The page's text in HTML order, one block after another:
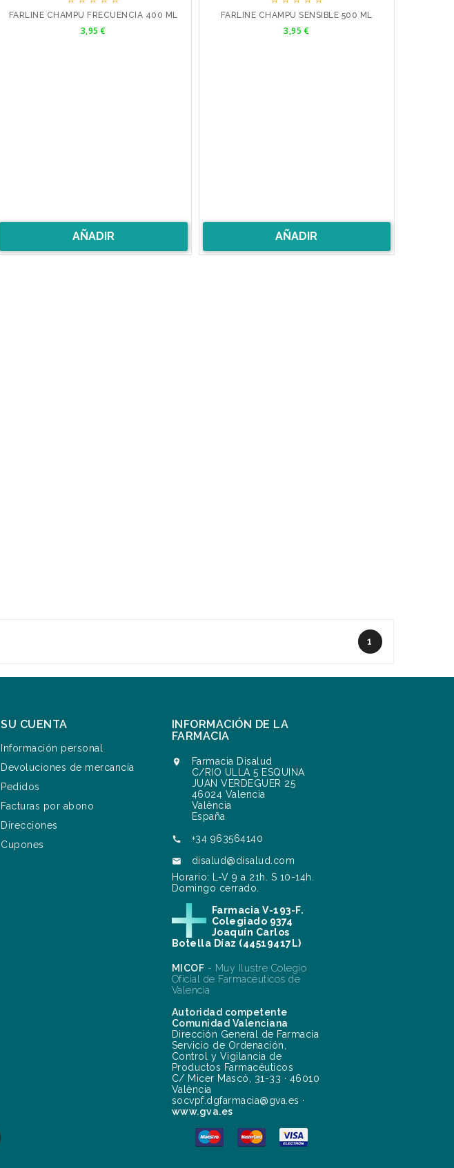
FARLINE CHAMPU FRECUENCIA 400 ML
Precio
3,95 €
AÑADIR
FARLINE CHAMPU SENSIBLE 500 ML
Precio
3,95 €
AÑADIR
1
SU CUENTA
Información personal
Devoluciones de mercancía
Pedidos
Facturas por abono
Direcciones
Cupones
INFORMACIÓN DE LA
FARMACIA

Farmacia Disalud
C/RIO ULLA 5 ESQUINA
JUAN VERDEGUER 25
46024 Valencia
València
España
 +34 963564140

disalud@disalud.com
Horario: L-V 9 a 21h. S 10-14h.
Domingo cerrado.
Farmacia V-193-F.
Colegiado 9374
Joaquín Carlos
Botella Díaz (44519417L)
MICOF - Muy Ilustre Colegio
Oficial de Farmacéuticos de
Valencia
Autoridad competente
Comunidad Valenciana
Dirección General de Farmacia
Servicio de Ordenación,
Control y Vigilancia de
Productos Farmacéuticos
C/ Micer Mascó, 31-33 · 46010
València
socvpf.dgfarmacia@gva.es ·
www.gva.es